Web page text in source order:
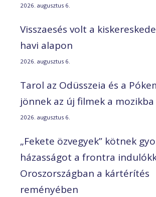
2026. augusztus 6.
Visszaesés volt a
havi alapon
2026. augusztus 6.
Tarol az Odüsszeia és a
jönnek az új filmek a mozikba
2026. augusztus 6.
„Fekete özvegyek” kötnek
házasságot a frontra
Oroszországban a kártérítés
reményében